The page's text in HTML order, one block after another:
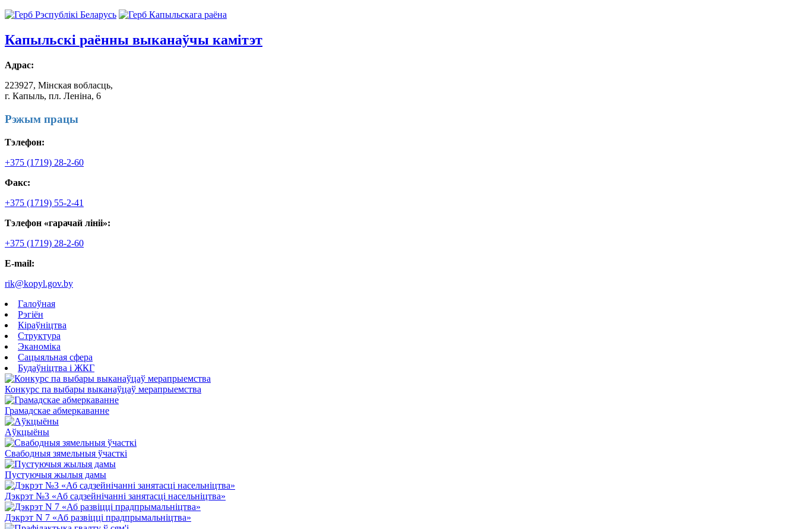
Капыльскі раённы выканаўчы камітэт
Адрас:
223927, Мінская вобласць,
г. Капыль, пл. Леніна, 6
Рэжым працы
Тэлефон:
+375 (1719) 28-2-60
Факс:
+375 (1719) 55-2-41
Тэлефон «гарачай лініі»:
+375 (1719) 28-2-60
E-mail:
rik@kopyl.gov.by
Галоўная
Рэгіён
Кіраўніцтва
Структура
Эканоміка
Сацыяльная сфера
Будаўніцтва і ЖКГ
Конкурс па выбары выканаўцаў мерапрыемства
Грамадскае абмеркаванне
Аўкцыёны
Свабодныя зямельныя ўчасткі
Пустуючыя жылыя дамы
Дэкрэт №3 «Аб садзейнічанні занятасці насельніцтва»
Дэкрэт N 7 «Аб развіцці прадпрымальніцтва»